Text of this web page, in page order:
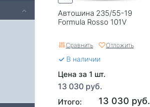
Автошина 235/55-19
Formula Rosso 101V
Сравнить Отложить
В наличии
Цена за 1 шт.
13 030 руб.
Итого: 13 030 руб.